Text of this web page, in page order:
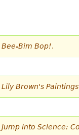
Bee-Bim Bop!.
Lily Brown's Paintings
Jump into Science: